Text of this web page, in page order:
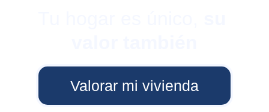
Valorar mi vivienda